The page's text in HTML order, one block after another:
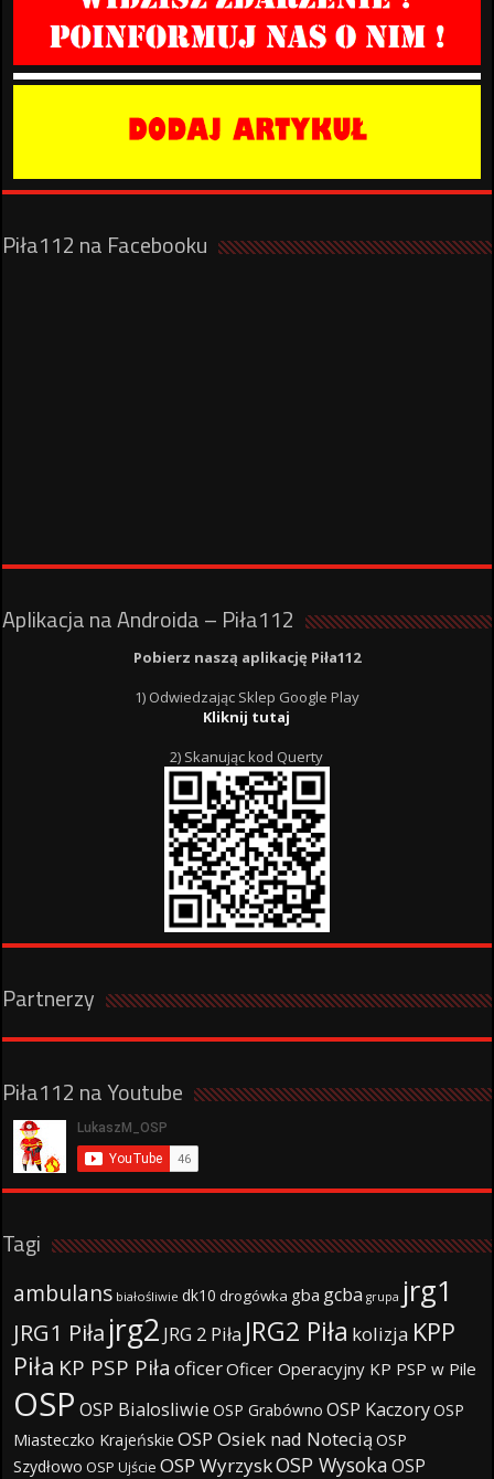
Piła112 na Facebooku
Aplikacja na Androida – Piła112
Pobierz naszą aplikację Piła112
1) Odwiedzając Sklep Google Play
Kliknij tutaj
2) Skanując kod Querty
Partnerzy
Piła112 na Youtube
Tagi
ambulans białośliwie dk10 drogówka gba gcba grupa jrg1
JRG1 Piła jrg2 JRG 2 Piła JRG2 Piła kolizja KPP
Piła KP PSP Piła oficerOficer Operacyjny KP PSP w Pile
OSP OSP Bialosliwie OSP Grabówno OSP KaczoryOSP
Miasteczko Krajeńskie OSP Osiek nad Notecią OSP
Szydłowo OSP Ujście OSP WyrzyskOSP WysokaOSP